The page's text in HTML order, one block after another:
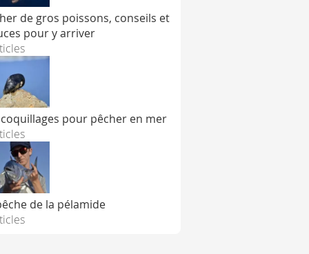
de gros poissons, conseils et
pour y arriver
pour pêcher en mer
de la pélamide